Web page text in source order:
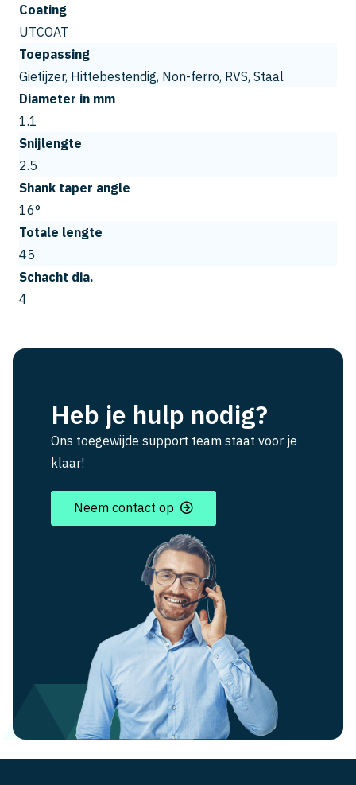
Coating
UTCOAT
Toepassing
Gietijzer, Hittebestendig, Non-ferro, RVS, Staal
Diameter in mm
1.1
Snijlengte
2.5
Shank taper angle
16°
Totale lengte
45
Schacht dia.
4
Heb je hulp nodig?
Ons toegewijde support team staat voor je
klaar!
Neem contact op